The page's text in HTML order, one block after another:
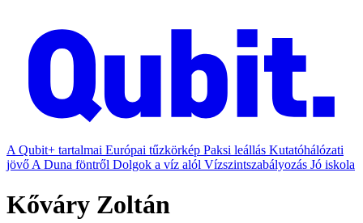
A Qubit+ tartalmai Európai tűzkörkép Paksi leállás Kutatóhálózati
jövő A Duna föntről Dolgok a víz alól Vízszintszabályozás Jó iskola
Kőváry Zoltán